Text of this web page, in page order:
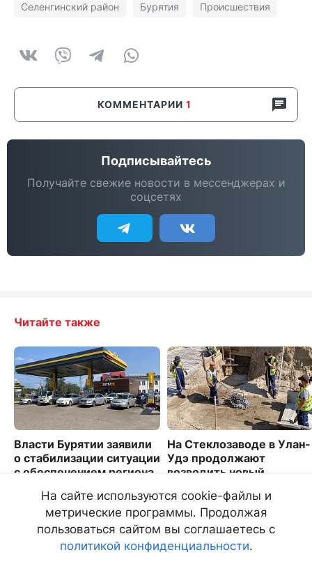
Селенгинский район Бурятия Происшествия
КОММЕНТАРИИ 1
Подписывайтесь
Получайте свежие новости в мессенджерах и
соцсетях
Читайте также
Власти Бурятии заявили
о стабилизации ситуации
с обеспечением региона
На Стеклозаводе в Улан-
Удэ продолжают
возводить новый
1771
На сайте используются cookie-файлы и
метрические программы. Продолжая
пользоваться сайтом вы соглашаетесь с
политикой конфиденциальности.